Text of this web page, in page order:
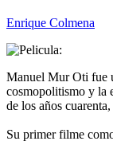
Enrique Colmena
Manuel Mur Oti fue
cosmopolitismo y la
de los años
Su primer filme